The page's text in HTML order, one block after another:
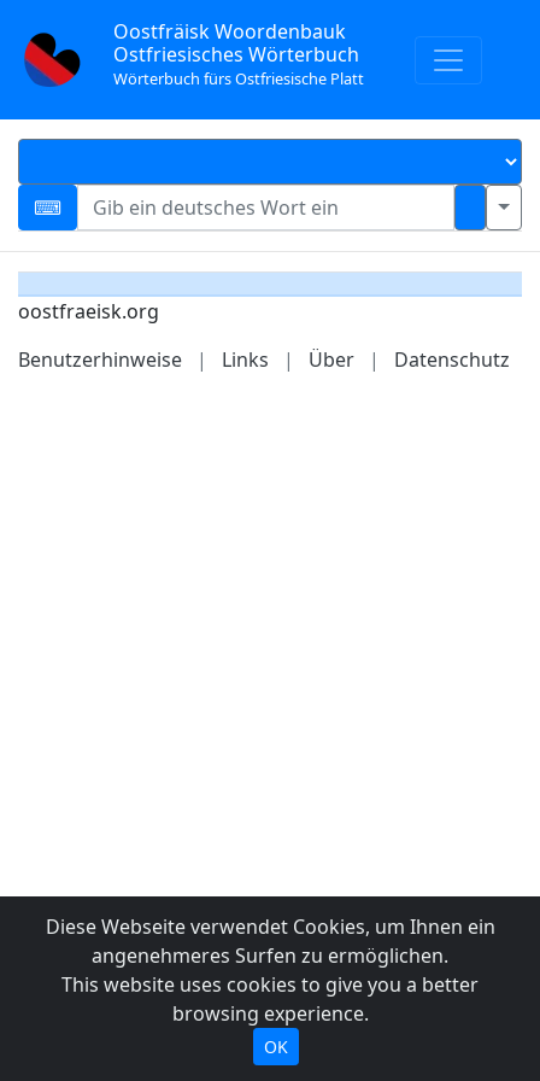
Oostfräisk Woordenbauk
Ostfriesisches Wörterbuch
Wörterbuch fürs Ostfriesische Platt
oostfraeisk.org
Benutzerhinweise
| Links | Über | Datenschutz
Diese Webseite verwendet Cookies, um Ihnen ein
angenehmeres Surfen zu ermöglichen.
This website uses cookies to give you a better
browsing experience.
OK